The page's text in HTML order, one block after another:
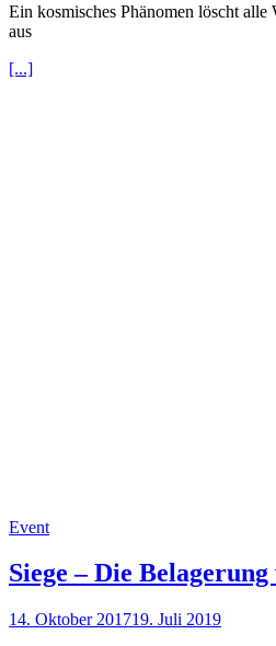
Ein kosmisches Phänomen löscht
aus
[...]
Event
Siege – Die
14. Oktober 201719. Juli 2019